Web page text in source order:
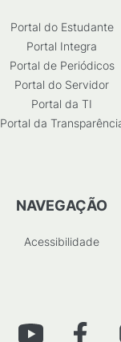
Portal do Estudante
Portal Integra
Portal de Periódicos
Portal do Servidor
Portal da TI
Portal da
NAVEGAÇÃO
Acessibilidade